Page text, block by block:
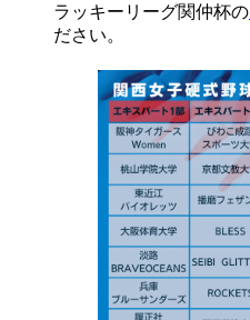
ラッキーリーグ関仲杯の
ださい。